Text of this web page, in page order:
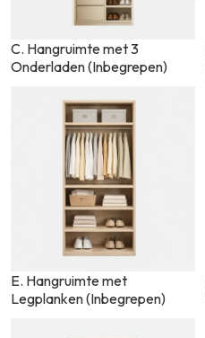
C. Hangruimte met 3
Onderladen (Inbegrepen)
E. Hangruimte met
Legplanken (Inbegrepen)